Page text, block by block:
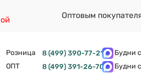
Оптовым
Розница 8 (499) 390-77-21
Будни
ОПТ
8 (499) 391-26-70 Будни